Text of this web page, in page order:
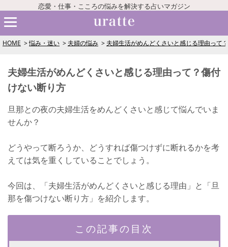
恋愛・仕事・こころの悩みを解決する占いマガジン
HOME 悩み・迷い 夫婦の悩み 夫婦生活がめんどくさいと感じる理由って
夫婦生活がめんどくさいと感じる理由って？傷付
けない断り方
旦那との夜の夫婦生活をめんどくさいと感じて悩んでいま
せんか？
どうやって断ろうか、どうすれば傷つけずに断れるかを考
えては気を重くしていることでしょう。
今回は、「夫婦生活がめんどくさいと感じる理由」と「旦
那を傷つけない断り方」を紹介します。
この記事の目次